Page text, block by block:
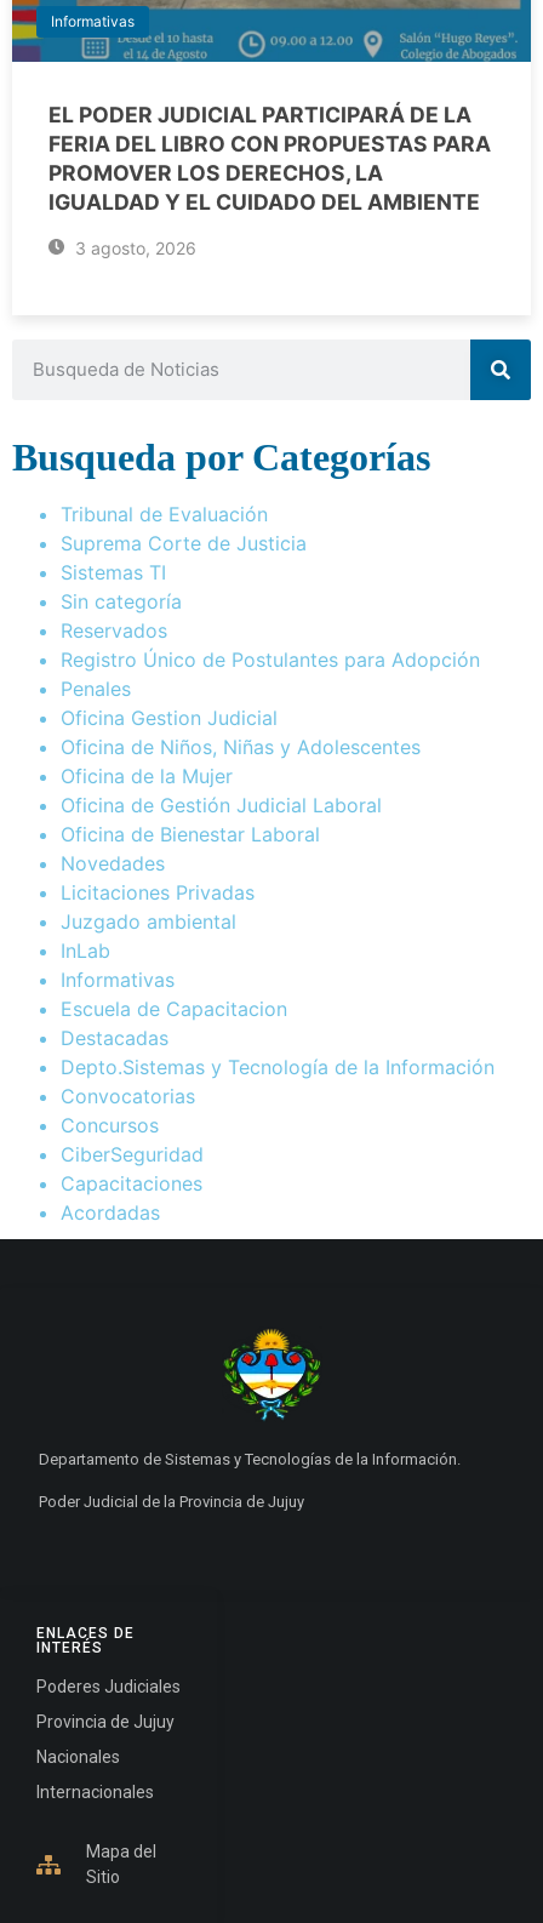
Informativas
EL PODER JUDICIAL PARTICIPARÁ DE LA
FERIA DEL LIBRO CON PROPUESTAS PARA
PROMOVER LOS DERECHOS, LA
IGUALDAD Y EL CUIDADO DEL AMBIENTE
3 agosto, 2026
Busqueda por Categorías
Tribunal de Evaluación
Suprema Corte de Justicia
Sistemas TI
Sin categoría
Reservados
Registro Único de Postulantes para Adopción
Penales
Oficina Gestion Judicial
Oficina de Niños, Niñas y Adolescentes
Oficina de la Mujer
Oficina de Gestión Judicial Laboral
Oficina de Bienestar Laboral
Novedades
Licitaciones Privadas
Juzgado ambiental
InLab
Informativas
Escuela de Capacitacion
Destacadas
Depto.Sistemas y Tecnología de la Información
Convocatorias
Concursos
CiberSeguridad
Capacitaciones
Acordadas
ENLACES DE
INTERÉS
Poderes Judiciales
Provincia de Jujuy
Nacionales
Internacionales
Mapa del
Sitio
Departamento de Sistemas y Tecnologías de la Información.
Poder Judicial de la Provincia de Jujuy